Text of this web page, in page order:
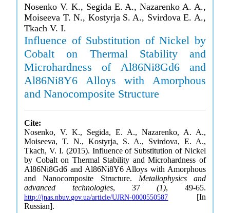
Nosenko V. K., Segida E. A., Nazarenko A. A.,
Moiseeva T. N., Kostyrja S. A., Svirdova E. A.,
Tkach V. I.
Influence of Substitution of Nickel by
Cobalt on Thermal Stability and
Microhardness of Al86Ni8Gd6 and
Al86Ni8Y6 Alloys with Amorphous
and Nanocomposite Structure
Cite:
Nosenko, V. K., Segida, E. A., Nazarenko, A. A.,
Moiseeva, T. N., Kostyrja, S. A., Svirdova, E. A.,
Tkach, V. I. (2015). Influence of Substitution of Nickel
by Cobalt on Thermal Stability and Microhardness of
Al86Ni8Gd6 and Al86Ni8Y6 Alloys with Amorphous
and Nanocomposite Structure. Metallophysics and
advanced technologies, 37(1), 49-65.
http://jnas.nbuv.gov.ua/article/UJRN-0000550587 [In
Russian].